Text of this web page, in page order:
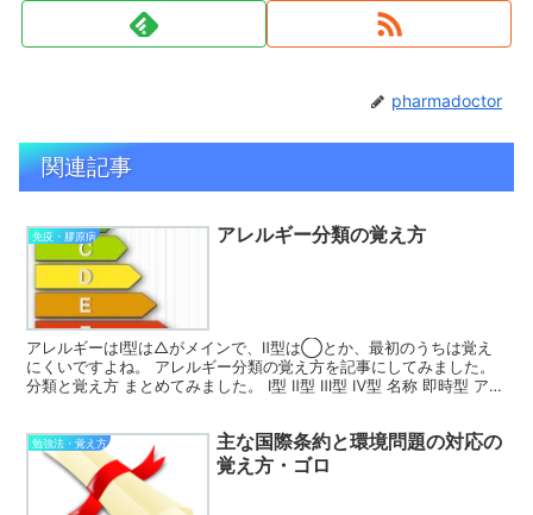
pharmadoctor
関連記事
免疫・膠原病 アレルギー分類の覚え方
アレルギーはⅠ型は△がメインで、Ⅱ型は◯とか、最初のうちは覚え
にくいですよね。 アレルギー分類の覚え方を記事にしてみました。
分類と覚え方 まとめてみました。 Ⅰ型 Ⅱ型 Ⅲ型 Ⅳ型 名称 即時型 アナ
勉強法・覚え方
主な国際条約と環境問題の対応の
覚え方・ゴロ